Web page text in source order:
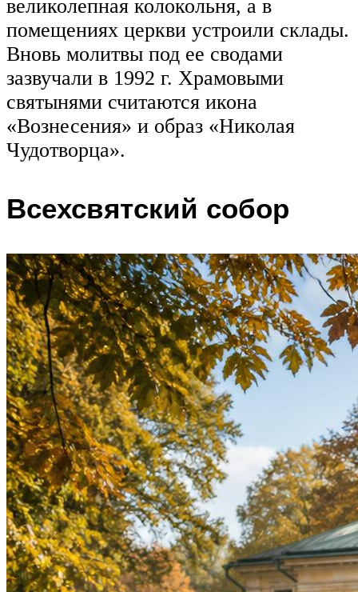
великолепная колокольня, а в
помещениях церкви устроили склады.
Вновь молитвы под ее сводами
зазвучали в 1992 г. Храмовыми
святынями считаются икона
«Вознесения» и образ «Николая
Чудотворца».
Всехсвятский собор